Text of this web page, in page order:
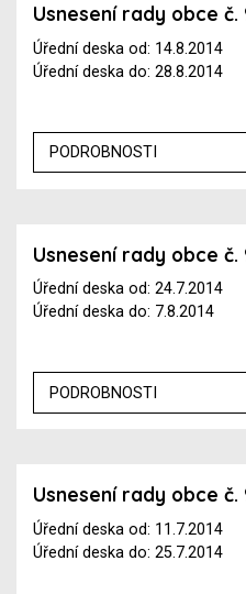
Usnesení rady obce č.
Úřední deska od: 14.8.2014
Úřední deska do: 28.8.2014
PODROBNOSTI
Usnesení rady obce č.
Úřední deska od: 24.7.2014
Úřední deska do: 7.8.2014
PODROBNOSTI
Usnesení rady obce č.
Úřední deska od: 11.7.2014
Úřední deska do: 25.7.2014